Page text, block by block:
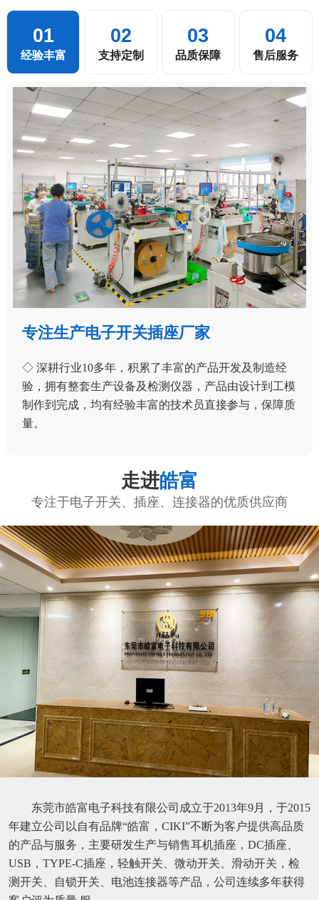
01
经验丰富
02
支持定制
03
品质保障
04
售后服务
专注生产电子开关插座厂家
◇ 深耕行业10多年，积累了丰富的产品开发及制造经
验，拥有整套生产设备及检测仪器，产品由设计到工模
制作到完成，均有经验丰富的技术员直接参与，保障质
量。
走进皓富
专注于电子开关、插座、连接器的优质供应商
东莞市皓富电子科技有限公司成立于2013年9月，于2015
年建立公司以自有品牌“皓富，CIKI”不断为客户提供高品质
的产品与服务，主要研发生产与销售耳机插座，DC插座、
USB，TYPE-C插座，轻触开关、微动开关、滑动开关，检
测开关、自锁开关、电池连接器等产品，公司连续多年获得